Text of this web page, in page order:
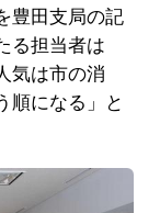
豊田支局の記
る担当者は
気は市の消
順になる」と